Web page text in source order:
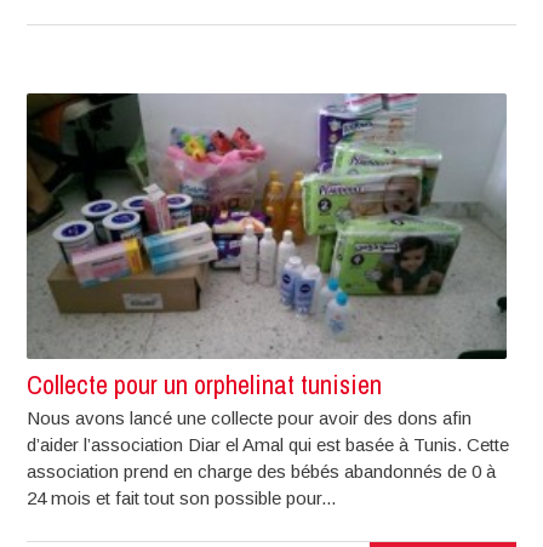
Collecte pour un orphelinat tunisien
Nous avons lancé une collecte pour avoir des dons afin
d’aider l’association Diar el Amal qui est basée à Tunis. Cette
association prend en charge des bébés abandonnés de 0 à
24 mois et fait tout son possible pour...